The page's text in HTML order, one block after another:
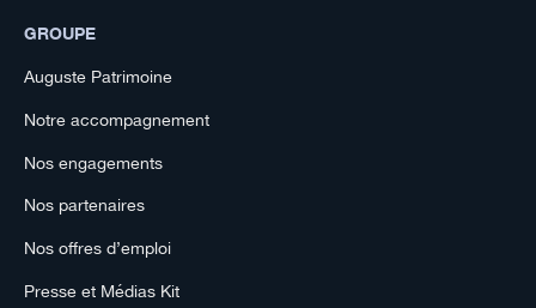
GROUPE
Auguste Patrimoine
Notre accompagnement
Nos engagements
Nos partenaires
Nos offres d’emploi
Presse et Médias Kit